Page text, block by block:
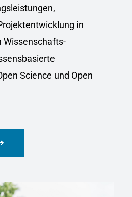
in
Wissenschafts­
Science und Open